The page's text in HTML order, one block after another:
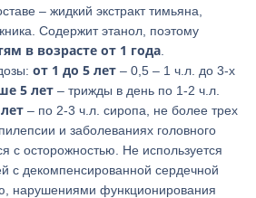
– жидкий экстракт тимьяна,
Содержит этанол, поэтому
в возрасте от 1 года
от 1 до 5 лет – 0,5 – 1 ч.л. до 3-х
5 лет – трижды в день по 1-2 ч.л.
– по 2-3 ч.л. сиропа, не более трех
и заболеваниях головного
с осторожностью. Не используется
с декомпенсированной сердечной
нарушениями функционирования